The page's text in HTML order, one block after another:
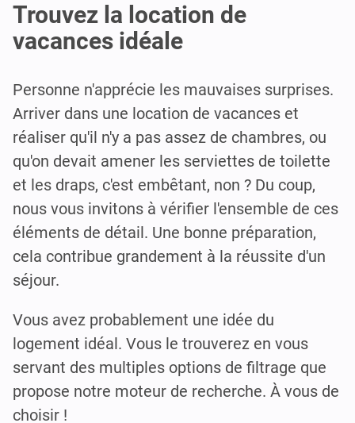
Trouvez la location de
vacances idéale
Personne n'apprécie les mauvaises surprises.
Arriver dans une location de vacances et
réaliser qu'il n'y a pas assez de chambres, ou
qu'on devait amener les serviettes de toilette
et les draps, c'est embêtant, non ? Du coup,
nous vous invitons à vérifier l'ensemble de ces
éléments de détail. Une bonne préparation,
cela contribue grandement à la réussite d'un
séjour.
Vous avez probablement une idée du
logement idéal. Vous le trouverez en vous
servant des multiples options de filtrage que
propose notre moteur de recherche. À vous de
choisir !